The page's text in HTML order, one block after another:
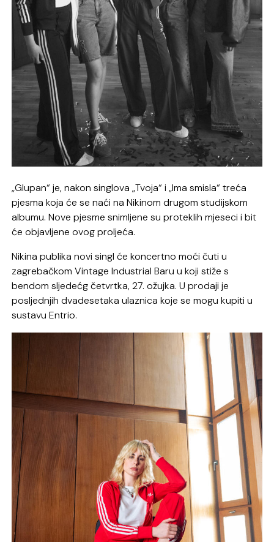
„Glupan“ je, nakon singlova „Tvoja“ i „Ima smisla“ treća
pjesma koja će se naći na Nikinom drugom studijskom
albumu. Nove pjesme snimljene su proteklih mjeseci i bit
će objavljene ovog proljeća.
Nikina publika novi singl će koncertno moći čuti u
zagrebačkom Vintage Industrial Baru u koji stiže s
bendom sljedećg četvrtka, 27. ožujka. U prodaji je
posljednjih dvadesetaka ulaznica koje se mogu kupiti u
sustavu Entrio.